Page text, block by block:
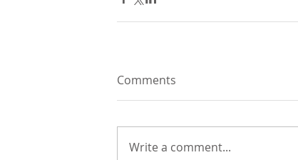
Comments
Write a comment...